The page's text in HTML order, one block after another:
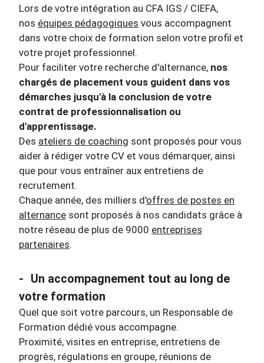
Lors de votre intégration au CFA IGS / CIEFA,
nos équipes pédagogiques vous accompagnent
dans votre choix de formation selon votre profil et
votre projet professionnel.
Pour faciliter votre recherche d'alternance, nos
chargés de placement vous guident dans vos
démarches jusqu'à la conclusion de votre
contrat de professionnalisation ou
d'apprentissage.
Des ateliers de coaching sont proposés pour vous
aider à rédiger votre CV et vous démarquer, ainsi
que pour vous entraîner aux entretiens de
recrutement.
Chaque année, des milliers d'offres de postes en
alternance sont proposés à nos candidats grâce à
notre réseau de plus de 9000 entreprises
partenaires.
- Un accompagnement tout au long de
votre formation
Quel que soit votre parcours, un Responsable de
Formation dédié vous accompagne.
Proximité, visites en entreprise, entretiens de
progrès, régulations en groupe, réunions de